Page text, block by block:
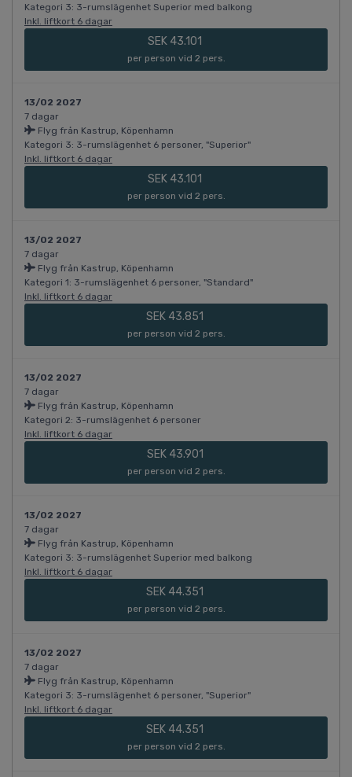
Kategori 3: 3-rumslägenhet Superior med balkong
Inkl. liftkort 6 dagar
SEK 43.101
per person vid 2 pers.
13/02 2027
7 dagar
Flyg från Kastrup, Köpenhamn
Kategori 3: 3-rumslägenhet 6 personer, "Superior"
Inkl. liftkort 6 dagar
SEK 43.101
per person vid 2 pers.
13/02 2027
7 dagar
Flyg från Kastrup, Köpenhamn
Kategori 1: 3-rumslägenhet 6 personer, "Standard"
Inkl. liftkort 6 dagar
SEK 43.851
per person vid 2 pers.
13/02 2027
7 dagar
Flyg från Kastrup, Köpenhamn
Kategori 2: 3-rumslägenhet 6 personer
Inkl. liftkort 6 dagar
SEK 43.901
per person vid 2 pers.
13/02 2027
7 dagar
Flyg från Kastrup, Köpenhamn
Kategori 3: 3-rumslägenhet Superior med balkong
Inkl. liftkort 6 dagar
SEK 44.351
per person vid 2 pers.
13/02 2027
7 dagar
Flyg från Kastrup, Köpenhamn
Kategori 3: 3-rumslägenhet 6 personer, "Superior"
Inkl. liftkort 6 dagar
SEK 44.351
per person vid 2 pers.